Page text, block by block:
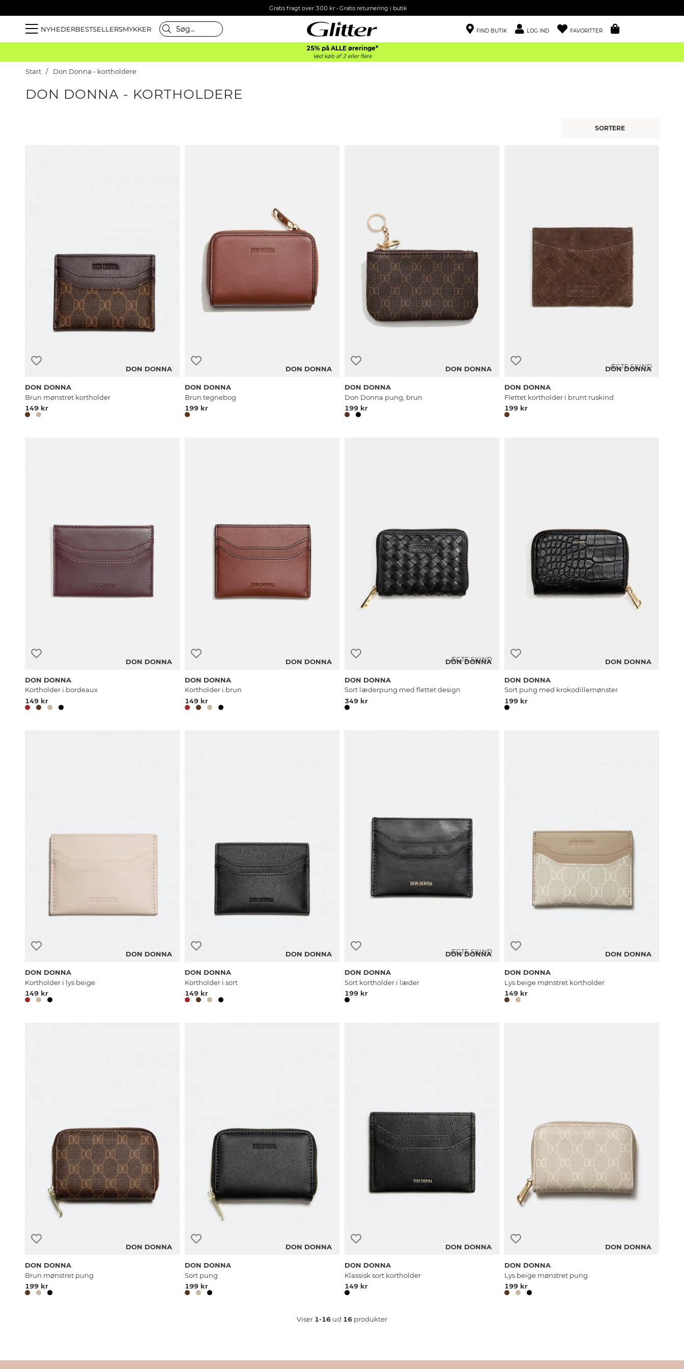
Gratis fragt over 300 kr • Gratis returnering i butik
NYHEDERBESTSELLERSMYKKER FIND BUTIK LOG IND FAVORITTER
25% på ALLE øreringe*
Ved køb af 2 eller flere
Start Don Donna - kortholdere
DON DONNA - KORTHOLDERE
DON DONNA
DON DONNA
Brun mønstret kortholder
149 kr
DON DONNA
DON DONNA
Brun tegnebog
199 kr
DON DONNA
DON DONNA
Don Donna pung, brun
199 kr
DON DONNA
ÆGTE SKIND
DON DONNA
Flettet kortholder i brunt ruskind
199 kr
DON DONNA
DON DONNA
Kortholder i bordeaux
149 kr
DON DONNA
DON DONNA
Kortholder i brun
149 kr
DON DONNA
ÆGTE SKIND
DON DONNA
Sort læderpung med flettet design
349 kr
DON DONNA
DON DONNA
Sort pung med krokodillemønster
199 kr
DON DONNA
DON DONNA
Kortholder i lys beige
149 kr
DON DONNA
DON DONNA
Kortholder i sort
149 kr
DON DONNA
ÆGTE SKIND
DON DONNA
Sort kortholder i læder
199 kr
DON DONNA
DON DONNA
Lys beige mønstret kortholder
149 kr
DON DONNA
DON DONNA
Brun mønstret pung
199 kr
DON DONNA
DON DONNA
Sort pung
199 kr
DON DONNA
DON DONNA
Klassisk sort kortholder
149 kr
DON DONNA
DON DONNA
Lys beige mønstret pung
199 kr
Viser 1-16 ud 16 produkter